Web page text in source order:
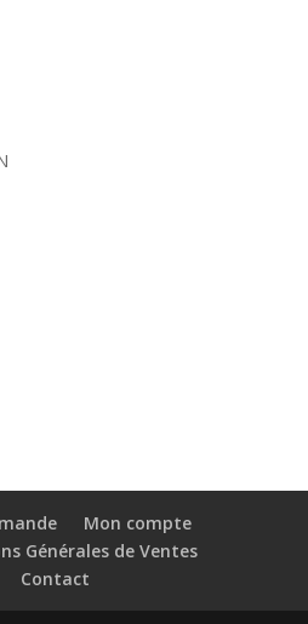
Mon compte
Générales de Ventes
Contact